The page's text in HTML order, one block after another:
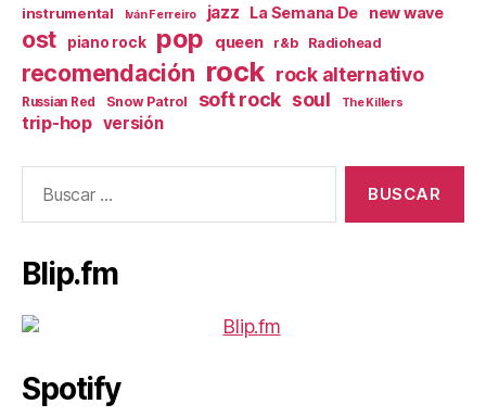
instrumental Iván Ferreiro jazz La Semana De new wave
ost piano rock pop queen r&b Radiohead
recomendación rock rock alternativo
Russian Red Snow Patrol soft rock soul The Killers
trip-hop versión
Blip.fm
Spotify